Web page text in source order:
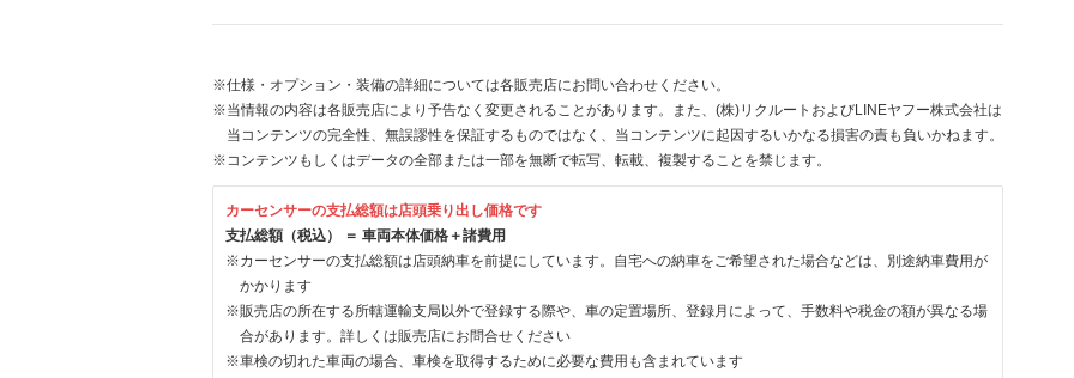
※仕様・オプション・装備の詳細については各販売店にお問い合わせください。
※当情報の内容は各販売店により予告なく変更されることがあります。また、(株)リクルートおよびLINEヤフー株式会社は
当コンテンツの完全性、無誤謬性を保証するものではなく、当コンテンツに起因するいかなる損害の責も負いかねます。
※コンテンツもしくはデータの全部または一部を無断で転写、転載、複製することを禁じます。
カーセンサーの支払総額は店頭乗り出し価格です
支払総額（税込） ＝ 車両本体価格＋諸費用
※カーセンサーの支払総額は店頭納車を前提にしています。自宅への納車をご希望された場合などは、別途納車費用が
かかります
※販売店の所在する所轄運輸支局以外で登録する際や、車の定置場所、登録月によって、手数料や税金の額が異なる場
合があります。詳しくは販売店にお問合せください
※車検の切れた車両の場合、車検を取得するために必要な費用も含まれています